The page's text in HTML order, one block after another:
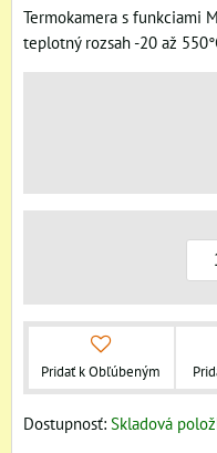
Termokamera s funkciami
teplotný rozsah -20 až
Pridať k Obľúbeným
Dostupnosť: Skladová